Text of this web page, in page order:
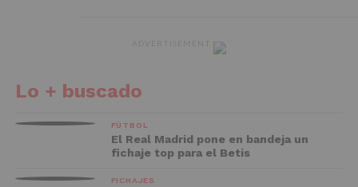
Lo + buscado
FÚTBOL
El Real Madrid pone en bandeja un
fichaje top para el Betis
FICHAJES